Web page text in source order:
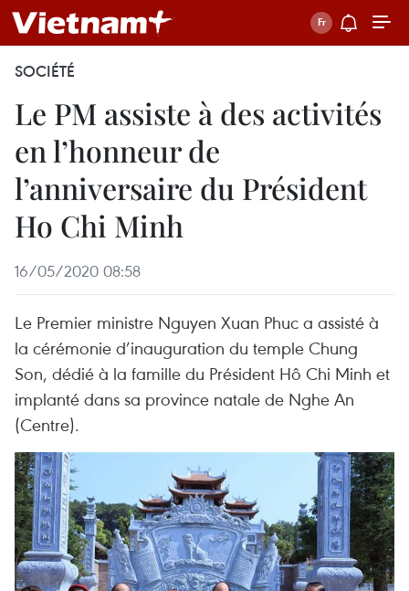
SOCIÉTÉ
Le PM assiste à des activités
en l’honneur de
l’anniversaire du Président
Ho Chi Minh
16/05/2020 08:58
Le Premier ministre Nguyen Xuan Phuc a assisté à
la cérémonie d’inauguration du temple Chung
Son, dédié à la famille du Président Hô Chi Minh et
implanté dans sa province natale de Nghe An
(Centre).